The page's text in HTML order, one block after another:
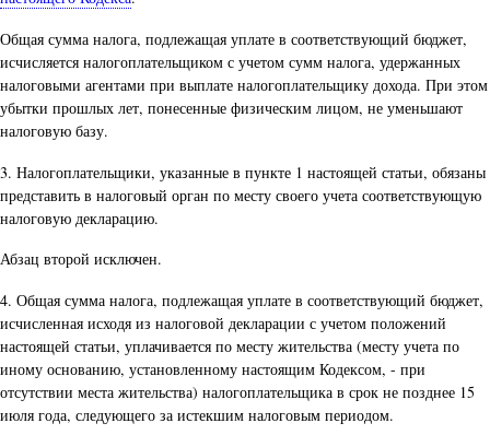
Общая сумма налога, подлежащая уплате в соответствующий бюджет,
исчисляется налогоплательщиком с учетом сумм налога, удержанных
налоговыми агентами при выплате налогоплательщику дохода. При этом
убытки прошлых лет, понесенные физическим лицом, не уменьшают
налоговую базу.
3. Налогоплательщики, указанные в пункте 1 настоящей статьи, обязаны
представить в налоговый орган по месту своего учета соответствующую
налоговую декларацию.
Абзац второй исключен.
4. Общая сумма налога, подлежащая уплате в соответствующий бюджет,
исчисленная исходя из налоговой декларации с учетом положений
настоящей статьи, уплачивается по месту жительства (месту учета по
иному основанию, установленному настоящим Кодексом, - при
отсутствии места жительства) налогоплательщика в срок не позднее 15
июля года, следующего за истекшим налоговым периодом.